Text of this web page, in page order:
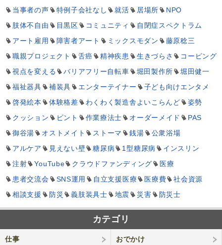
当事者の声
特例子会社なし 就活 居場所
NPO
肢体不自由
目黒区 コミュニティ
自閉症スペクトラム
アート雇用
障害者アート ミックスモダン
藤原稔三
職親プロジェクト
舌癌 精神疾患 生きづらさ
コーピング
視点を変える
バリアフリー自転車 堀田製作所
堀田健一
福祉器具
補装具 エンターテイナー
子ども向けエンタメ
啓発絵本
体験格差 わくわく製造舎よいこらんど
姿勢
クッション
ピント 作業療法士 オーダーメイド
PAS
御谷湯
オストメイト ストーマ 銭湯
公衆浴場
アルケア
見えない壁 糖尿病 1型糖尿病
インスリン
注射
YouTube クラウドファンディング
医療
患者交流会
SNS運用 自立支援医療 医療費
社会資源
相談支援
防災 義肢装具士 地震 災害 防災士
カテゴリ
仕事 おでかけ